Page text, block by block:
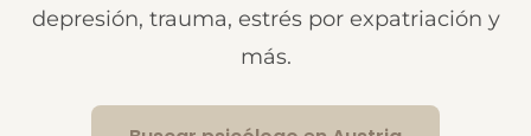
depresión, trauma, estrés por expatriación y
más.